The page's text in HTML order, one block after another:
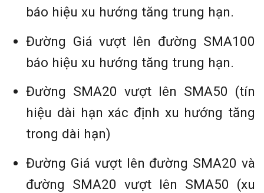
báo hiệu xu hướng tăng trung hạn.
Đường Giá vượt lên đường SMA100
báo hiệu xu hướng tăng trung hạn.
Đường SMA20 vượt lên SMA50 (tín
hiệu dài hạn xác định xu hướng tăng
trong dài hạn)
Đường Giá vượt lên đường SMA20 và
đường SMA20 vượt lên SMA50 (xu